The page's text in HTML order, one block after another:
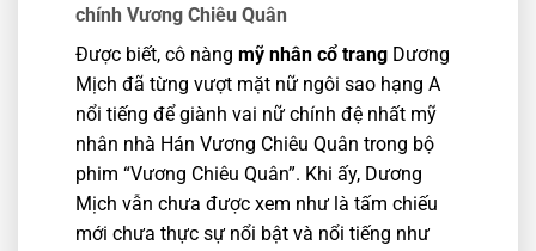
chính Vương Chiêu Quân
Được biết, cô nàng mỹ nhân cổ trang Dương
Mịch đã từng vượt mặt nữ ngôi sao hạng A
nổi tiếng để giành vai nữ chính đệ nhất mỹ
nhân nhà Hán Vương Chiêu Quân trong bộ
phim “Vương Chiêu Quân”. Khi ấy, Dương
Mịch vẫn chưa được xem như là tấm chiếu
mới chưa thực sự nổi bật và nổi tiếng như